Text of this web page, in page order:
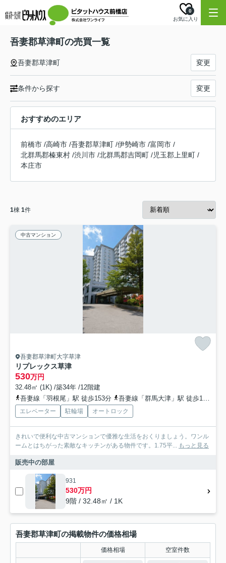
お気に入り
0
吾妻郡草津町の売買一覧
吾妻郡草津町 変更
条件から探す 変更
おすすめのエリア
前橋市 /高崎市 /吾妻郡草津町 /伊勢崎市 /富岡市 /
北群馬郡榛東村 /渋川市 /北群馬郡吉岡町 /児玉郡上里町 /
本庄市
1棟 1件
中古マンション
吾妻郡草津町大字草津
リプレックス草津
530万円
32.48㎡ (1K) /築34年 /12階建
吾妻線「羽根尾」駅 徒歩153分
吾妻線「群馬大津」駅 徒歩155分
エレベーター 駐輪場 オートロック
きれいで便利な中古マンションで優雅な生活をおくりましょう。ワンル
ームとはちがった素敵なキッチンがある物件です。1.75平... もっと見る
販売中の部屋
931
530万円
9階 / 32.48㎡ / 1K
吾妻郡草津町の掲載物件の価格相場
価格相場 空室件数